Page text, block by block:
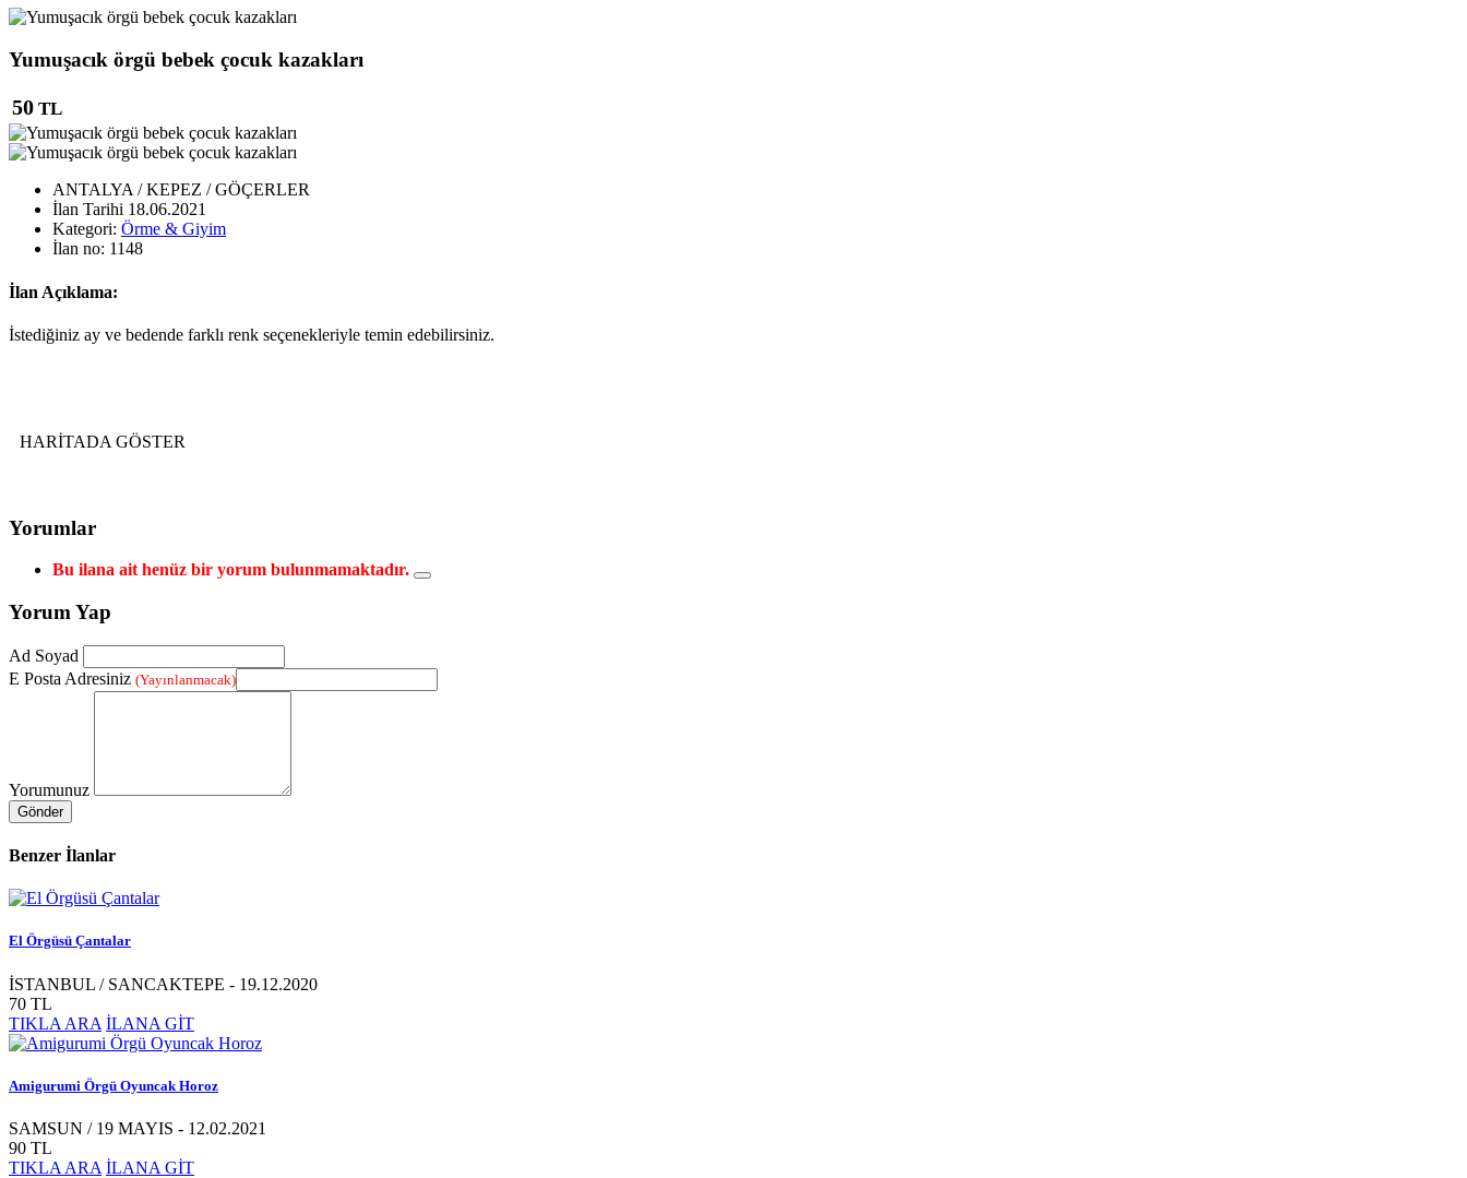
Yumuşacık örgü bebek çocuk kazakları
50 TL
ANTALYA / KEPEZ / GÖÇERLER
İlan Tarihi 18.06.2021
Kategori: Örme & Giyim
İlan no: 1148
İlan Açıklama:
İstediğiniz ay ve bedende farklı renk seçenekleriyle temin edebilirsiniz.
HARİTADA GÖSTER
Yorumlar
Bu ilana ait henüz bir yorum bulunmamaktadır.
Yorum Yap
Ad Soyad
E Posta Adresiniz (Yayınlanmacak)
Yorumunuz
Gönder
Benzer İlanlar
El Örgüsü Çantalar
İSTANBUL / SANCAKTEPE - 19.12.2020
70 TL
TIKLA ARA İLANA GİT
Amigurumi Örgü Oyuncak Horoz
SAMSUN / 19 MAYIS - 12.02.2021
90 TL
TIKLA ARA İLANA GİT